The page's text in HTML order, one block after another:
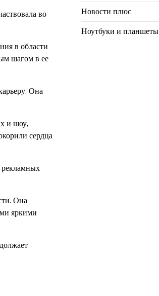
во
в области
шагом в ее
Она
и шоу,
сердца
рекламных
Она
яркими
Новости плюс
Ноутбуки и планшеты